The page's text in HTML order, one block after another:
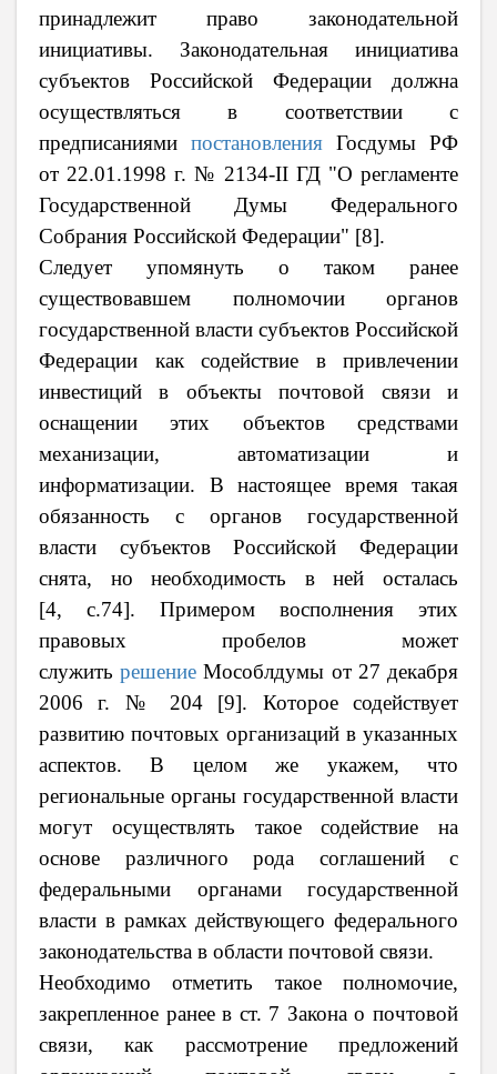
принадлежит право законодательной
инициативы. Законодательная инициатива
субъектов Российской Федерации должна
осуществляться в соответствии с
предписаниями постановления Госдумы РФ
от 22.01.1998 г. № 2134-II ГД "О регламенте
Государственной Думы Федерального
Собрания Российской Федерации" [8].
Следует упомянуть о таком ранее
существовавшем полномочии органов
государственной власти субъектов Российской
Федерации как содействие в привлечении
инвестиций в объекты почтовой связи и
оснащении этих объектов средствами
механизации, автоматизации и
информатизации. В настоящее время такая
обязанность с органов государственной
власти субъектов Российской Федерации
снята, но необходимость в ней осталась
[4, c.74].
Примером восполнения этих
правовых пробелов может
служитьрешение Мособлдумы от 27 декабря
2006 г. № 204
[9]. Которое содействует
развитию почтовых организаций в указанных
аспектов. В целом же укажем, что
региональные органы государственной власти
могут осуществлять такое содействие на
основе различного рода соглашений с
федеральными органами государственной
власти в рамках действующего федерального
законодательства в области почтовой связи.
Необходимо отметить такое полномочие,
закрепленное ранее в ст. 7 Закона о почтовой
связи, как рассмотрение предложений